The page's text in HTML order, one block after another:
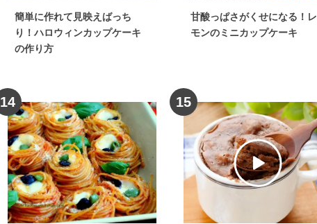
簡単に作れて見映えばっち
り！ハロウィンカップケーキ
の作り方
甘酸っぱさがくせになる！レ
モンのミニカップケーキ
14 15